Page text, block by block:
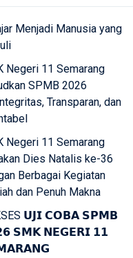
Menjadi Manusia yang
Negeri 11 Semarang
SPMB 2026
Transparan, dan
Negeri 11 Semarang
Dies Natalis ke-36
Berbagai Kegiatan
dan Penuh Makna
𝗨𝗝𝗜 𝗖𝗢𝗕𝗔 𝗦𝗣𝗠𝗕
𝗦𝗠𝗞 𝗡𝗘𝗚𝗘𝗥𝗜 𝟭𝟭